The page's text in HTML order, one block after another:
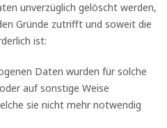
unverzüglich gelöscht werden,
Gründe zutrifft und soweit die
ist:
Daten wurden für solche
auf sonstige Weise
sie nicht mehr notwendig